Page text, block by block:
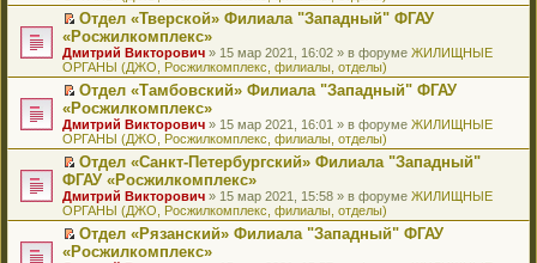
е
н
ю
с
о
б
щ
е
н
ю
н
н
м
у
с
о
б
щ
е
н
и
ю
о
ч
т
а
н
н
м
у
с
о
о
б
щ
е
н
у
н
п
р
о
ч
т
а
н
н
о
м
у
с
о
е
р
о
м
у
н
п
р
о
ч
и
т
а
н
н
й
т
к
п
е
р
о
м
у
н
е
п
р
о
ч
П
р
е
й
т
к
п
е
р
в
о
м
у
н
Отдел «Тверской» Филиала "Западный" ФГАУ
«Росжилкомплекс»
Дмитрий Викторович » 15 мар 2021, 16:02 » в форуме ЖИЛИЩНЫЕ
ОРГАНЫ (ДЖО, Росжилкомплекс, филиалы, отделы)
П
р
е
й
т
и
к
п
е
р
Отдел «Тамбовский» Филиала "Западный" ФГАУ
«Росжилкомплекс»
Дмитрий Викторович » 15 мар 2021, 16:01 » в форуме ЖИЛИЩНЫЕ
ОРГАНЫ (ДЖО, Росжилкомплекс, филиалы, отделы)
П
е
р
е
й
т
Отдел «Санкт-Петербургский» Филиала "Западный"
ФГАУ «Росжилкомплекс»
Дмитрий Викторович » 15 мар 2021, 15:58 » в форуме ЖИЛИЩНЫЕ
ОРГАНЫ (ДЖО, Росжилкомплекс, филиалы, отделы)
П
Отдел «Рязанский» Филиала "Западный" ФГАУ
«Росжилкомплекс»